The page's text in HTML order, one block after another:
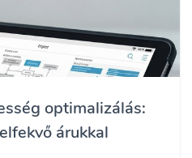
optimalizálás:
árukkal